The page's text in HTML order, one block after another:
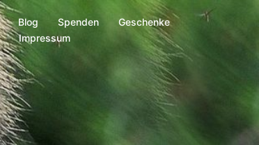
Blog Spenden
Geschenke
Impressum